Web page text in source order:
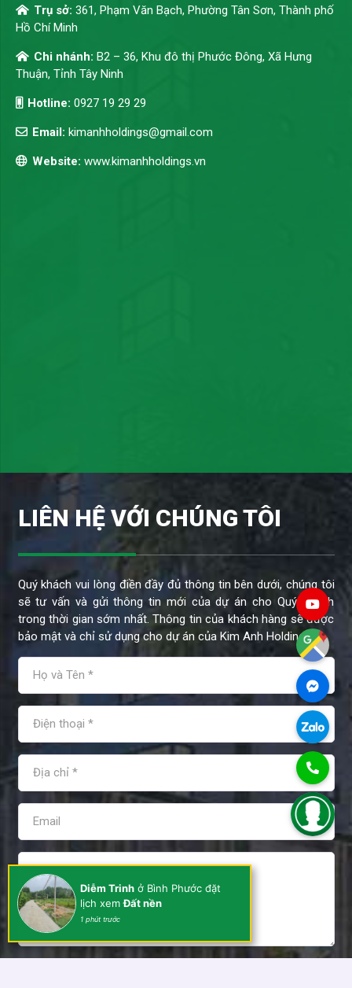
LIÊN HỆ VỚI CHÚNG TÔI
Quý khách vui lòng điền đầy đủ thông tin bên dưới, chúng tôi
sẽ tư vấn và gửi thông tin mới của dự án cho Quý Khách
trong thời gian sớm nhất. Thông tin của khách hàng sẽ được
bảo mật và chỉ sử dụng cho dự án của Kim Anh Holdings.
Trụ sở: 361, Phạm Văn Bạch, Phường Tân Sơn, Thành phố
Hồ Chí Minh
Chi nhánh: B2 – 36, Khu đô thị Phước Đông, Xã Hưng
Thuận, Tỉnh Tây Ninh
Hotline: 0927 19 29 29
Email: kimanhholdings@gmail.com
Website: www.kimanhholdings.vn
Diễm Trinh ở Bình Phước đặt
lịch xemĐất nền
1 phút trước